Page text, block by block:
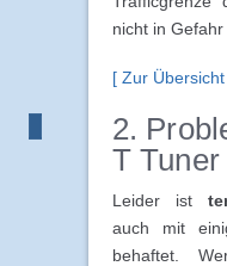
nicht in
[ Zur Übersicht
2.
T
Leider ist
auch mit
behaftet.